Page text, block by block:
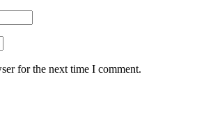
for the next time I comment.